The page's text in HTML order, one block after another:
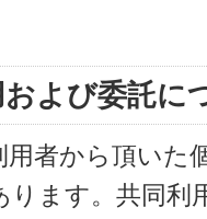
よび委託に
者から頂いた
ります。共同利